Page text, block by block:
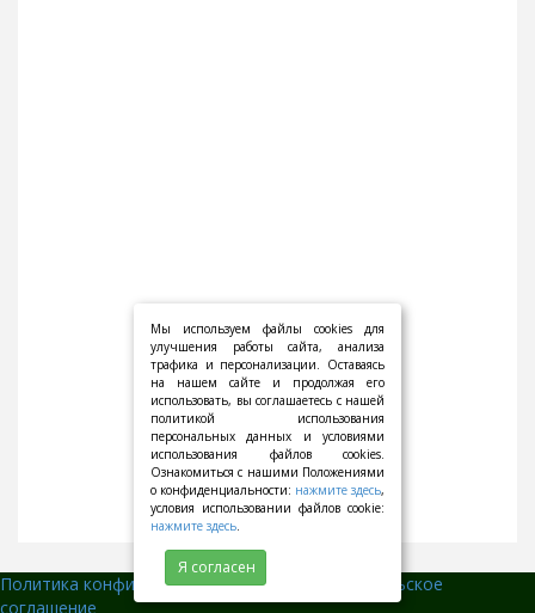
Политика конфиденциальности||
Пользовательское
соглашение
Мы используем файлы cookies для
улучшения работы сайта, анализа
трафика и персонализации. Оставаясь
на нашем сайте и продолжая его
использовать, вы соглашаетесь с нашей
политикой использования
персональных данных и условиями
использования файлов cookies.
Ознакомиться с нашими Положениями
о конфиденциальности: нажмите здесь,
условия использовании файлов cookie:
нажмите здесь.
Я согласен